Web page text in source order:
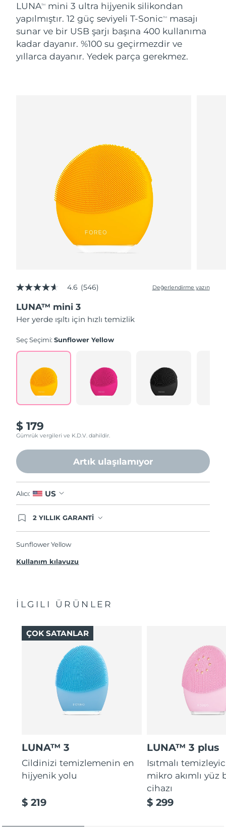
LUNATM
mini 3 ultra hijyenik silikondan
yapılmıştır. 12 güç seviyeli T-SonicTM
masajı
sunar ve bir USB şarjı başına 400 kullanıma
kadar dayanır. %100 su geçirmezdir ve
yıllarca dayanır. Yedek parça gerekmez.
5
4.6
yıldız,
ortalama
değeri.
546
Aynı
sayfa
bağlantısı.
4.6 (546) Değerlendirme yazın
LUNA™ mini 3
Her yerde ışıltı için hızlı temizlik
Seç Seçimi:Sunflower Yellow
$ 179
Gümrük vergileri ve K.D.V. dahildir.
Artık ulaşılamıyor
Alıcı: US
2 YILLIK GARANTİ
korunmaktadır. Cihazınızla ilgili herhangi bir
alan servisimize ve merkez ofis adresimize
Sunflower Yellow
Kullanım kılavuzu
İLGILI ÜRÜNLER
LUNA™ 3
Cildinizi temizlemenin en
hijyenik yolu
$ 219
ÇOK SATANLAR
LUNA™ 3 plus
Isıtmalı
mikro akımlı yüz
cihazı
$ 299